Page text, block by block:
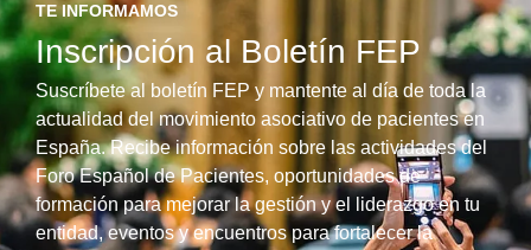
TE INFORMAMOS
Inscripción al Boletín FEP
Suscríbete al boletín FEP y mantente al día de toda la
actualidad del movimiento asociativo de pacientes en
España. Recibe información sobre las actividades del
Foro Español de Pacientes, oportunidades de
formación para mejorar la gestión y el liderazgo en tu
entidad, eventos y encuentros para fortalecer la